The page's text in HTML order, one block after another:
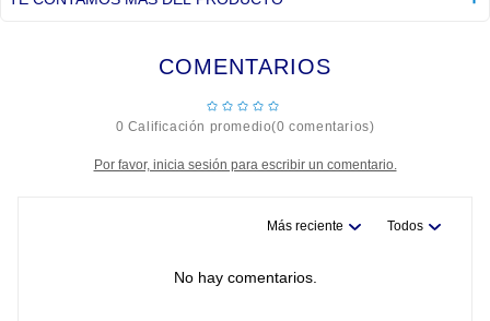
COMENTARIOS
☆☆☆☆
☆
0 Calificación promedio(0 comentarios)
Por favor, inicia sesión para escribir un comentario.
Más reciente Todos
No hay comentarios.